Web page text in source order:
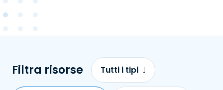
Filtra risorse Tutti i tipi